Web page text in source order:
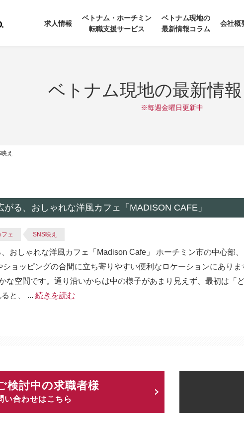
求人情報
ベトナム・ホーチミン
転職支援サービス
ベトナム現地の
最新情報コラム
会社概
ベトナム現地の最新情
※毎週金曜日更新中
え
る、おしゃれな洋風カフェ「MADISON CAFE」
フェ SNS映え
おしゃれな洋風カフェ「Madison Cafe」 ホーチミン市の中心部
ョッピングの合間に立ち寄りやすい便利なロケーションにあり
な空間です。通り沿いからは中の様子があまり見えず、最初は「
と、 ... 続きを読む
検討中の求職者様
い合わせはこちら